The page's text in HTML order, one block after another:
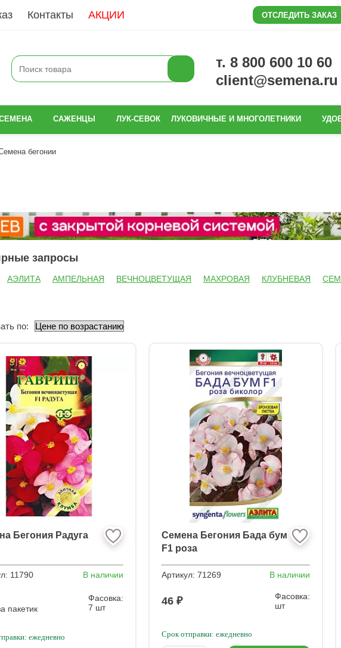
Контакты АКЦИИ ОТСЛЕДИТЬ ЗАКАЗ
т. 8 800 600 10 60
client@semena.ru
САЖЕНЦЫ ЛУК-СЕВОК ЛУКОВИЧНЫЕ И МНОГОЛЕТНИКИ
бегонии
запросы
АЭЛИТА АМПЕЛЬНАЯ ВЕЧНОЦВЕТУЩАЯ МАХРОВАЯ КЛУБНЕВАЯ
по:
Бегония Радуга
11790 В наличии
пакетик
Фасовка:
7 шт
ежедневно
Семена Бегония Бада бум
F1 роза
Артикул: 71269 В наличии
46 ₽
Фасовка:
шт
Срок отправки: ежедневно